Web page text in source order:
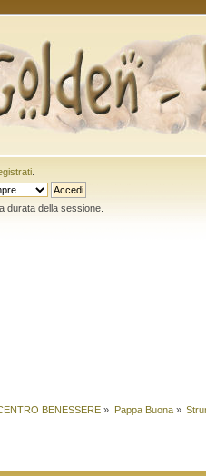
.
durata della sessione.
BENESSERE » Pappa Buona»